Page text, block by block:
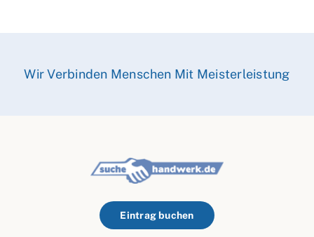
Wir Verbinden Menschen Mit Meisterleistung
Eintrag buchen